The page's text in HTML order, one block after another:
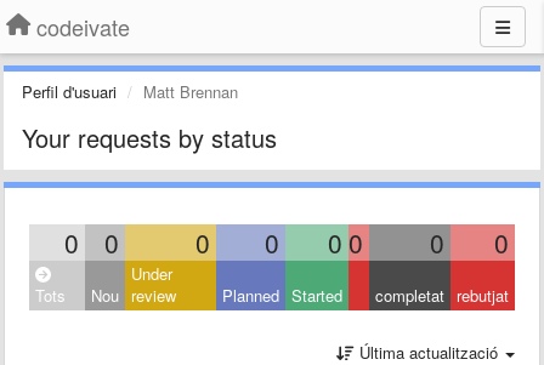
codeivate
Perfil d'usuari Matt Brennan
Your requests by status
0 0 0 0 0 0 0 0
Tots Nou
Under
review
Planned Started completat rebutjat
Última actualització